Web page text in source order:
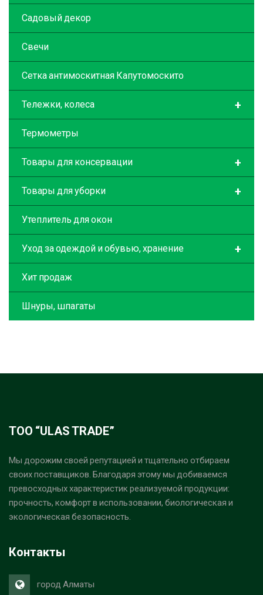
Садовый декор
Свечи
Сетка антимоскитная Капутомоскито
+
Тележки, колеса
Термометры
+
Товары для консервации
+
Товары для уборки
Утеплитель для окон
+
Уход за одеждой и обувью, хранение
Хит продаж
Шнуры, шпагаты
ТОО “ULAS TRADE”
Мы дорожим своей репутацией и тщательно отбираем
своих поставщиков. Благодаря этому мы добиваемся
превосходных характеристик реализуемой продукции:
прочность, комфорт в использовании, биологическая и
экологическая безопасность.
Контакты
город Алматы